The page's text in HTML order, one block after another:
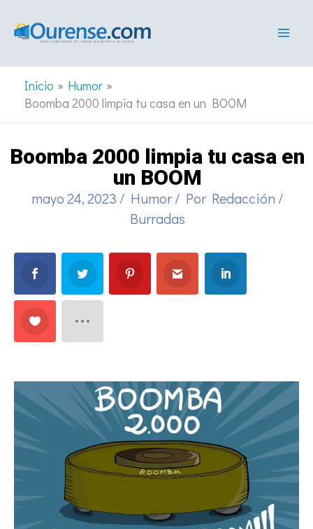
Inicio
Humor
Boomba 2000 limpia tu casa en un BOOM
Boomba 2000 limpia tu casa en
un BOOM
mayo 24, 2023 / Humor/ Por Redacción /
Burradas